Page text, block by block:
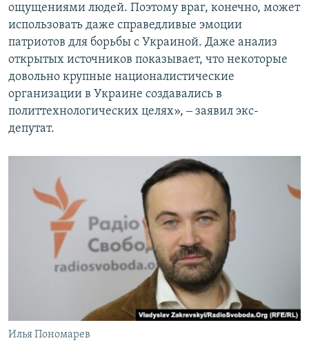
ощущениями людей. Поэтому враг, конечно, может
использовать даже справедливые эмоции
патриотов для борьбы с Украиной. Даже анализ
открытых источников показывает, что некоторые
довольно крупные националистические
организации в Украине создавались в
политтехнологических целях», ‒ заявил экс-
депутат.
Илья Пономарев